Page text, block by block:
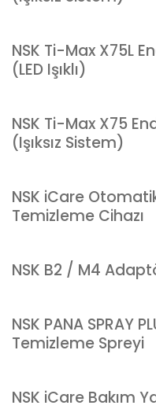
NSK Ti-Max X75L
(LED Işıklı)
NSK Ti-Max X75
(Işıksız Sistem)
NSK iCare
Temizleme Cihazı
NSK B2 / M4
NSK PANA SPRAY
Temizleme Spreyi
NSK iCare Bakım